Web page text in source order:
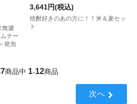
無濾
チー
発泡
3,641円(税込)
焼酎好きのあの方に！！米＆麦セッ
ト
商品中 1-12商品
次へ